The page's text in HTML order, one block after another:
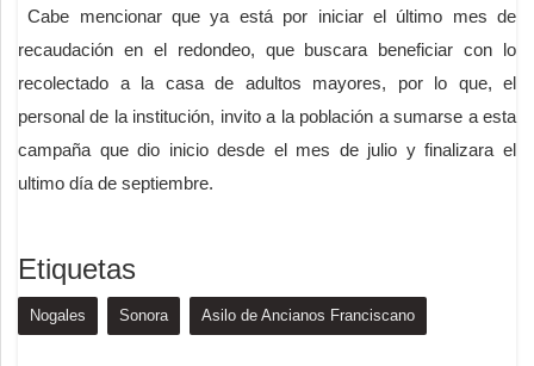
Cabe mencionar que ya está por iniciar el último mes de
recaudación en el redondeo, que buscara beneficiar con lo
recolectado a la casa de adultos mayores, por lo que, el
personal de la institución, invito a la población a sumarse a esta
campaña que dio inicio desde el mes de julio y finalizara el
ultimo día de septiembre.
Etiquetas
Nogales Sonora Asilo de Ancianos Franciscano